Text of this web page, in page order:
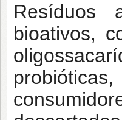
Resíduos
bioativos,